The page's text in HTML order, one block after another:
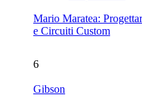
Mario Maratea:
e Circuiti Custom
6
Gibson